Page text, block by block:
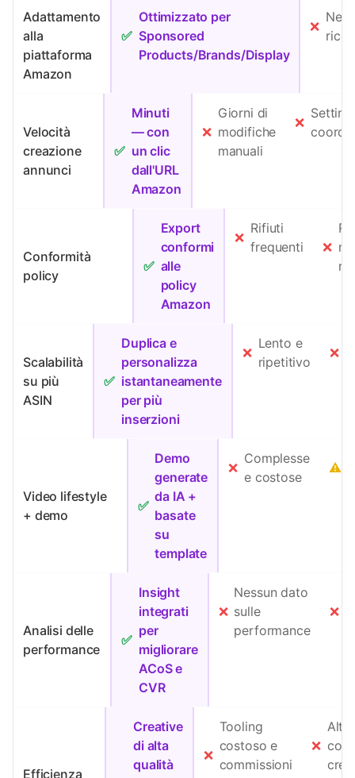
Adattamento
alla
piattaforma
Amazon
✅
Ottimizzato per
Sponsored
Products/Brands/Display
❌
Velocità
creazione
annunci
✅
Minuti
— con
un clic
dall'URL
Amazon
❌
Giorni di
modifiche
manuali
❌
Conformità
policy
✅
Export
conformi
alle
policy
Amazon
❌
Rifiuti
frequenti
❌
Scalabilità
su più
ASIN
✅
Duplica e
personalizza
istantaneamente
per più
inserzioni
❌
Lento e
ripetitivo
❌
Video lifestyle
+ demo
✅
Demo
generate
da IA +
basate
su
template
❌
Complesse
e costose
⚠️
Analisi delle
performance
✅
Insight
integrati
per
migliorare
ACoS e
CVR
❌
Nessun dato
sulle
performance
❌
Efficienza
Creative
di alta
qualità
❌
Tooling
costoso e
commissioni
❌
Alte